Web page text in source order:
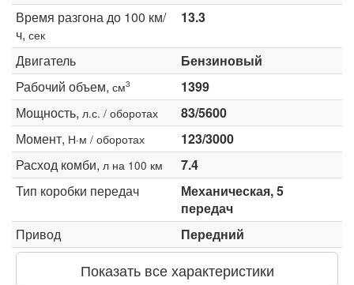
Время разгона до 100 км/
ч, сек
13.3
Двигатель
Бензиновый
Рабочий объем, см3
1399
Мощность, л.с. / оборотах
83/5600
Момент, Н·м / оборотах
123/3000
Расход комби, л на 100 км
7.4
Тип коробки передач
Механическая, 5
передач
Привод
Передний
Показать все характеристики